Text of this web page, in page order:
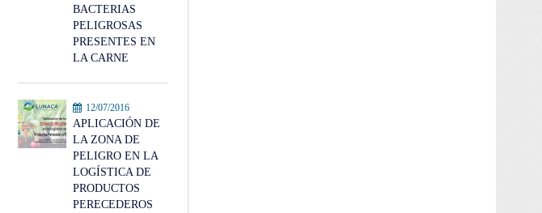
BACTERIAS
PELIGROSAS
PRESENTES EN
LA CARNE
12/07/2016
APLICACIÓN DE
LA ZONA DE
PELIGRO EN LA
LOGÍSTICA DE
PRODUCTOS
PERECEDEROS